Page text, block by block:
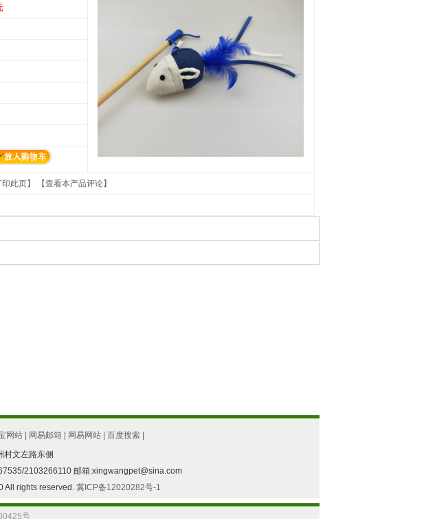
印此页】 【查看本产品评论】
网站 网易邮箱 网易网站 百度搜索
村文左路东侧
2103266110 邮箱:xingwangpet@sina.com
All rights reserved. 冀ICP备12020282号-1
号